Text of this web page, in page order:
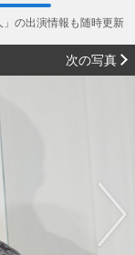
」の出演情報も随時更新
次の写真